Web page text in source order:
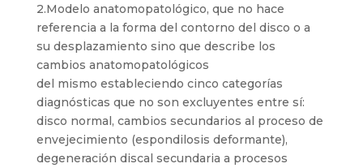
2.Modelo anatomopatológico, que no hace
referencia a la forma del contorno del disco o a
su desplazamiento sino que describe los
cambios anatomopatológicos
del mismo estableciendo cinco categorías
diagnósticas que no son excluyentes entre sí:
disco normal, cambios secundarios al proceso de
envejecimiento (espondilosis deformante),
degeneración discal secundaria a procesos